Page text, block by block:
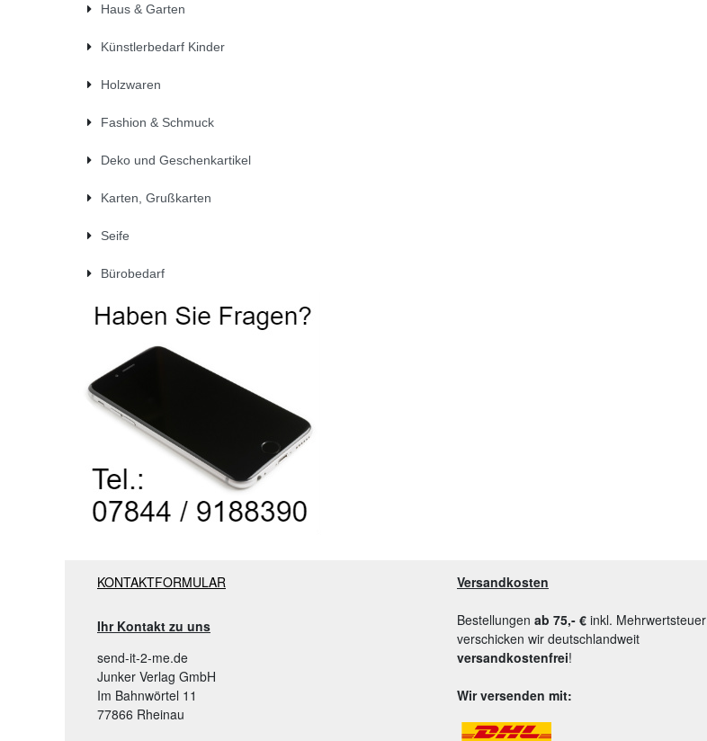
Haus & Garten
Künstlerbedarf Kinder
Holzwaren
Fashion & Schmuck
Deko und Geschenkartikel
Karten, Grußkarten
Seife
Bürobedarf
KONTAKTFORMULAR
Ihr Kontakt zu uns
send-it-2-me.de
Junker Verlag GmbH
Im Bahnwörtel 11
77866 Rheinau
Versandkosten
Bestellungen ab 75,- € inkl. Mehrwertsteuer
verschicken wir deutschlandweit
versandkostenfrei!
Wir versenden mit: